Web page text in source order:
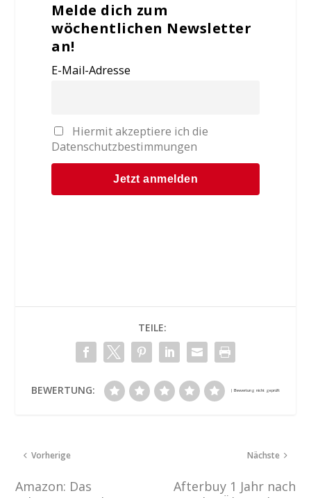
Melde dich zum
wöchentlichen Newsletter
an!
E-Mail-Adresse
Hiermit akzeptiere ich die
Datenschutzbestimmungen
TEILE:
BEWERTUNG:
Vorherige
Amazon: Das
Nächste
Afterbuy 1 Jahr nach